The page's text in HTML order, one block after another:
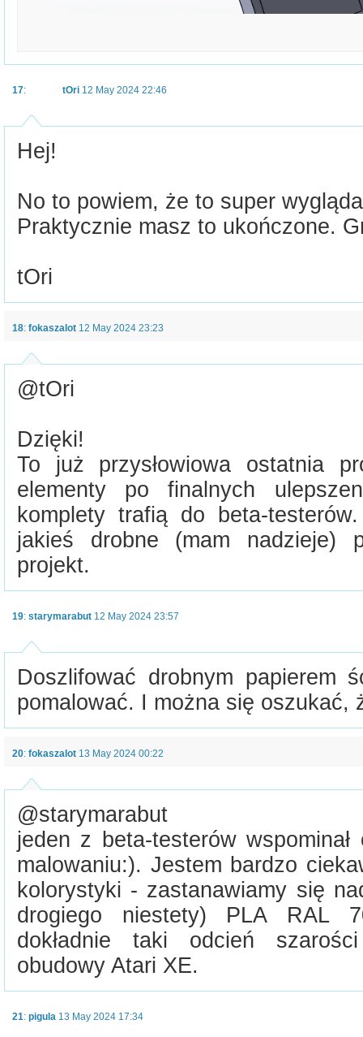
17: tOri 12 May 2024 22:46
Hej!
No to powiem, że to super
Praktycznie masz to ukończone.
tOri
18: fokaszalot 12 May 2024 23:23
@tOri
Dzięki!
To już przysłowiowa ostatnia
elementy po finalnych
komplety trafią do beta-
jakieś drobne (mam nadzieje)
projekt.
19: starymarabut 12 May 2024 23:57
Doszlifować drobnym papierem
pomalować. I można się oszukać,
20: fokaszalot 13 May 2024 00:22
@starymarabut
jeden z beta-testerów
malowaniu:). Jestem bardzo
kolorystyki - zastanawiamy się
drogiego niestety) PLA RAL
dokładnie taki odcień
obudowy Atari XE.
21: pigula 13 May 2024 17:34